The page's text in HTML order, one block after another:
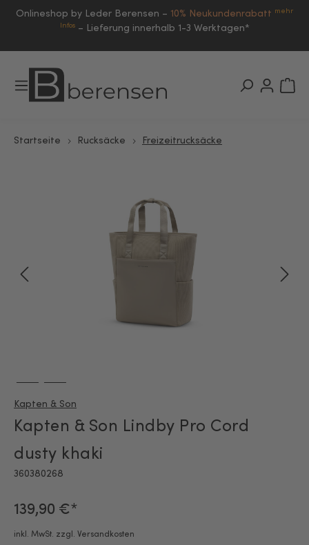
Onlineshop by Leder Berensen – 10% Neukundenrabatt mehr
Infos – Lieferung innerhalb 1-3 Werktagen*
Startseite Rucksäcke Freizeitrucksäcke
Kapten & Son
Kapten & Son Lindby Pro Cord
dusty khaki
360380268
139,90 €*
inkl. MwSt. zzgl. Versandkosten